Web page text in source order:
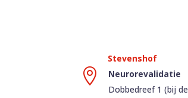

Neurorevalidatie
Dobbedreef 1 (bij de